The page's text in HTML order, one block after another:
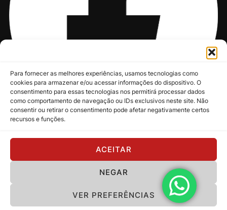
Para fornecer as melhores experiências, usamos tecnologias como
cookies para armazenar e/ou acessar informações do dispositivo. O
consentimento para essas tecnologias nos permitirá processar dados
como comportamento de navegação ou IDs exclusivos neste site. Não
consentir ou retirar o consentimento pode afetar negativamente certos
recursos e funções.
ACEITAR
NEGAR
VER PREFERÊNCIAS
@nksmusic
Política de Privacidade